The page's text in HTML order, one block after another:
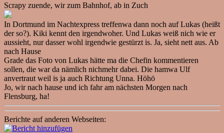
Scrapy zuende, wir zum Bahnhof, ab in Zuch
In Dortmund im Nachtexpress treffenwa dann noch auf Lukas (heißt
der so?). Kiki kennt den irgendwoher. Und Lukas weiß nich wie er
aussieht, nur dasser wohl irgendwie gestürzt is. Ja, sieht nett aus. Ab
nach Hause
Grade das Foto von Lukas hätte ma die Chefin kommentieren
sollen, die war da nämlich nichmehr dabei. Die hamwa Ulf
anvertraut weil is ja auch Richtung Unna. Höhö
Jo, wir nach hause und ich fahr am nächsten Morgen nach
Flensburg, ha!
Berichte auf anderen Webseiten: